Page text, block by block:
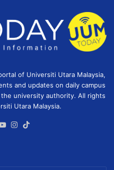
of Universiti Utara Malaysia,
and updates on daily campus
university authority. All rights
Utara Malaysia.
X YouTubeInstagram